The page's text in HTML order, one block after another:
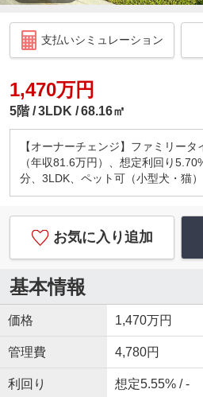
支払いシミュレーション
1,470万円
5階 3LDK 68.16㎡
【オーナーチェンジ】ファミリー
（年収81.6万円）、想定利回り
分、3LDK、ペット可（小型犬・猫
お気に入り追加
基本情報
価格 1,470万円
管理費 4,780円
利回り 想定5.55% / -